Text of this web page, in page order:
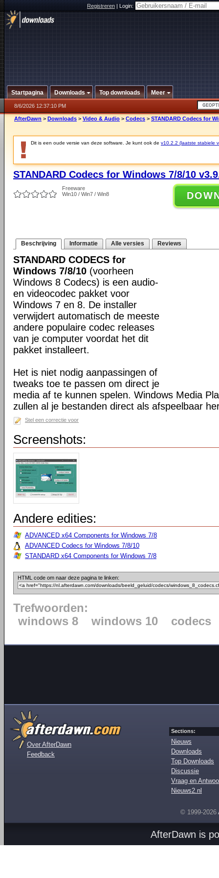
Registreren|Login:
Startpagina Downloads Top downloads Meer
8/6/2026 12:37:10 PM
AfterDawn > Downloads > Video & Audio > Codecs > STANDARD Codecs for
Dit is een oude versie van deze software. Je kunt ook de v10.2.2 (laatste stabiele
STANDARD Codecs for Windows 7/8/10
Freeware
Win10 / Win7 / Win8
Beschrijving Informatie Alle versies Reviews
STANDARD CODECS for
Windows 7/8/10 (voorheen
Windows 8 Codecs) is een audio-
en videocodec pakket voor
Windows 7 en 8. De installer
verwijdert automatisch de meeste
andere populaire codec releases
van je computer voordat het dit
pakket installeert.
Het is niet nodig aanpassingen of
tweaks toe te passen om direct je
media af te kunnen spelen. Windows Media
zullen al je bestanden direct als afspeelbaar
Stel een correctie voor
Screenshots:
Andere edities:
ADVANCED x64 Components for Windows 7/8
ADVANCED Codecs for Windows 7/8/10
STANDARD x64 Components for Windows 7/8
HTML code om naar deze pagina te linken:
Trefwoorden:
windows 8
windows 10 codecs
Over AfterDawn
Feedback
Sections:
Nieuws
Downloads
Top Downloads
Discussie
Vraag en
Nieuws2.nl
© 1999-2026
AfterDawn is